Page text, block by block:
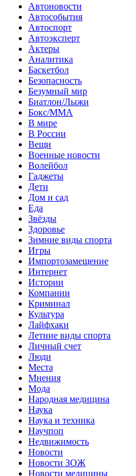
Автоновости
Автособытия
Автоспорт
Автоэксперт
Актеры
Аналитика
Баскетбол
Безопасность
Безумный мир
Биатлон/Лыжи
Бокс/MMA
В мире
В России
Вещи
Военные новости
Волейбол
Гаджеты
Дети
Дом и сад
Еда
Звёзды
Здоровье
Зимние виды спорта
Игры
Импортозамещение
Интернет
Истории
Компании
Криминал
Культура
Лайфхаки
Летние виды спорта
Личный счет
Люди
Места
Мнения
Мода
Народная медицина
Наука
Наука и техника
Научпоп
Недвижимость
Новости
Новости ЗОЖ
Новости медицины